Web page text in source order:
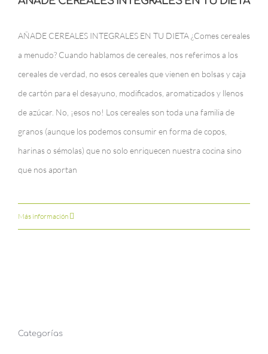
AÑADE CEREALES INTEGRALES EN TU DIETA ¿Comes cereales
a menudo? Cuando hablamos de cereales, nos referimos a los
cereales de verdad, no esos cereales que vienen en bolsas y caja
de cartón para el desayuno, modificados, aromatizados y llenos
de azúcar. No, ¡esos no! Los cereales son toda una familia de
granos (aunque los podemos consumir en forma de copos,
harinas o sémolas) que no solo enriquecen nuestra cocina sino
que nos aportan
Más información
Categorías